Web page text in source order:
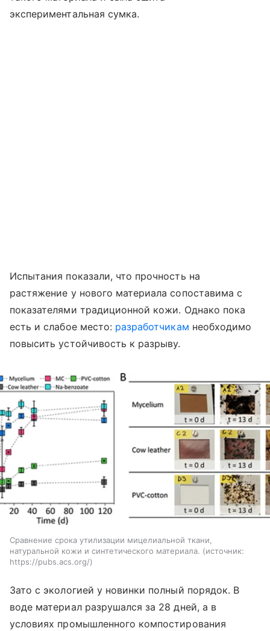
экспериментальная сумка.
Испытания показали, что прочность на
растяжение у нового материала сопоставима с
показателями традиционной кожи. Однако пока
есть и слабое место: разработчикам необходимо
повысить устойчивость к разрыву.
Сравнение срока утилизации мицелиальной ткани,
натуральной кожи и синтетического материала.
источник:
https://pubs.acs.org/
Зато с экологией у новинки полный порядок. В
воде материал разрушался за 28 дней, а в
условиях промышленного компостирования